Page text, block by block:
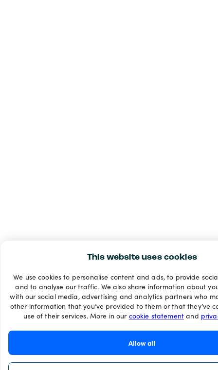
This website uses cookies
We use cookies to personalise content and ads, to provide
and to analyse our traffic. We also share information about
with our social media, advertising and analytics partners who
other information that you’ve provided to them or that they’ve
use of their services. More in our cookie statement and
Allow all